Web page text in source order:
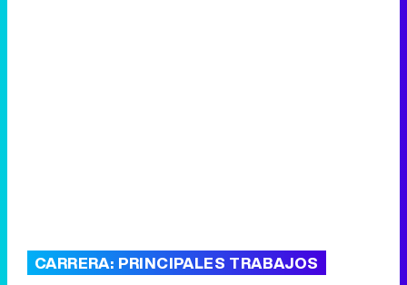
CARRERA: PRINCIPALES TRABAJOS